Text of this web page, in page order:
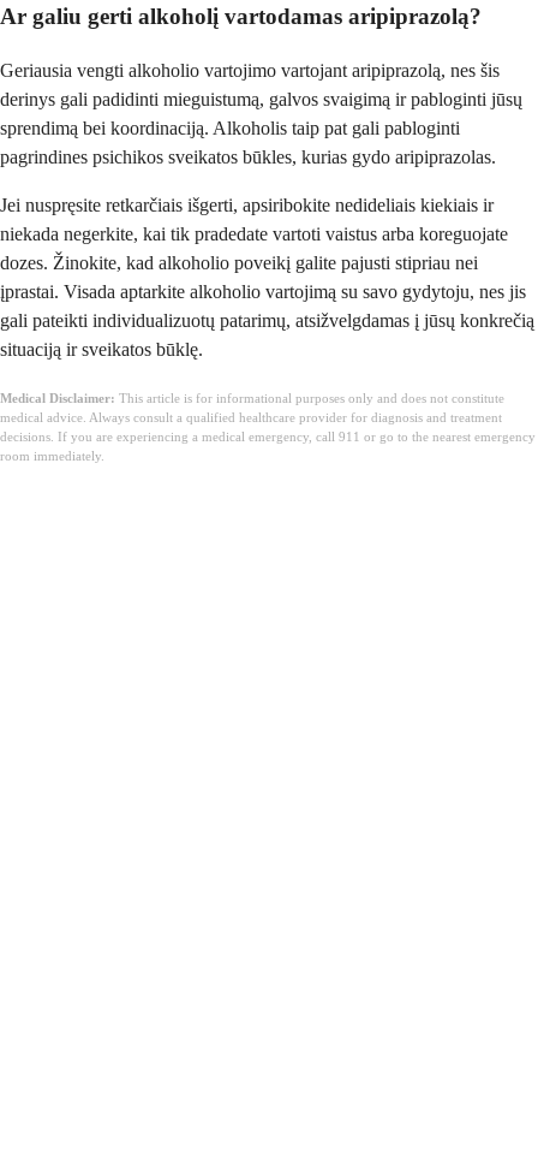
Ar galiu gerti alkoholį vartodamas aripiprazolą?
Geriausia vengti alkoholio vartojimo vartojant aripiprazolą, nes šis
derinys gali padidinti mieguistumą, galvos svaigimą ir pabloginti jūsų
sprendimą bei koordinaciją. Alkoholis taip pat gali pabloginti
pagrindines psichikos sveikatos būkles, kurias gydo aripiprazolas.
Jei nuspręsite retkarčiais išgerti, apsiribokite nedideliais kiekiais ir
niekada negerkite, kai tik pradedate vartoti vaistus arba koreguojate
dozes. Žinokite, kad alkoholio poveikį galite pajusti stipriau nei
įprastai. Visada aptarkite alkoholio vartojimą su savo gydytoju, nes jis
gali pateikti individualizuotų patarimų, atsižvelgdamas į jūsų konkrečią
situaciją ir sveikatos būklę.
Medical Disclaimer: This article is for informational purposes only and does not constitute
medical advice. Always consult a qualified healthcare provider for diagnosis and treatment
decisions. If you are experiencing a medical emergency, call 911 or go to the nearest emergency
room immediately.